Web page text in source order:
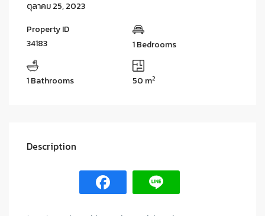
ตุลาคม 25, 2023
Property ID
34183
1 Bedrooms
1 Bathrooms 50 m2
Description